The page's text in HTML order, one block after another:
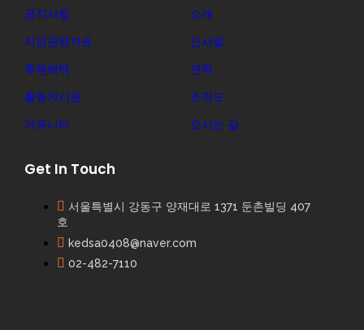
공지사항
지진관련자료
후원혜택
활동게시판
커뮤니티
소개
인사말
연혁
조직도
오시는 길
Get In Touch
서울특별시 강동구 양재대로 1371 둔촌빌딩 407
호
kedsa0408@naver.com
02-482-7110